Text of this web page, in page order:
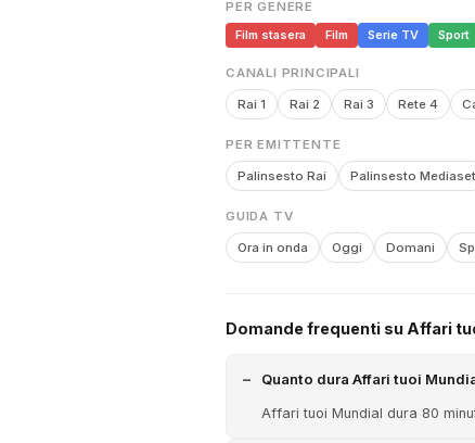
PER GENERE
Film stasera
Film Serie TV Sport
CANALI PRINCIPALI
Rai 1 Rai 2 Rai 3 Rete 4
PER EMITTENTE
Palinsesto Rai Palinsesto Mediaset
GUIDA TV
Ora in onda Oggi Domani
Domande frequenti su Affari
Quanto dura Affari tuoi
Affari tuoi Mundial dura 80